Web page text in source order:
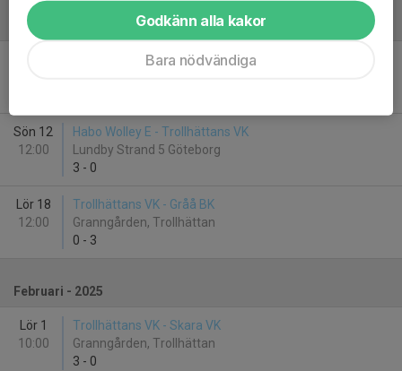
Januari - 2025
Ravens Sports Club - Trollhättans VK
Sön 12
12:00
Habo Wolley E - Trollhättans VK
Lundby Strand 5 Göteborg
3 - 0
Lör 18
12:00
Trollhättans VK - Gråå BK
Granngården, Trollhättan
0 - 3
Februari - 2025
Lör 1
10:00
Trollhättans VK - Skara VK
Granngården, Trollhättan
3 - 0
Godkänn alla kakor
Bara nödvändiga